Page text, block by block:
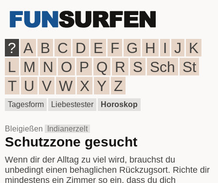
? A B C D E F G H I J K
L M N O P Q R S Sch St
T U V W X Y Z
Tagesform Liebestester Horoskop
Bleigießen Indianerzelt
Schutzzone gesucht
Wenn dir der Alltag zu viel wird, brauchst du
unbedingt einen behaglichen Rückzugsort. Richte dir
mindestens ein Zimmer so ein, dass du dich